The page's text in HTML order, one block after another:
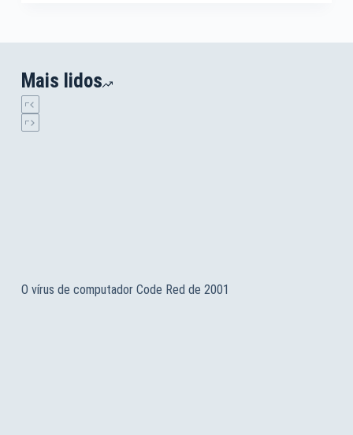
Mais lidos
O vírus de computador Code Red de 2001